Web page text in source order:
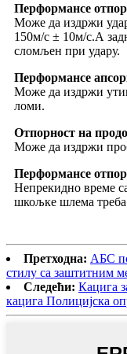
Перформансе
Може да издржи
150м/с ± 10м/с.А
сломљен при удару.
Перформансе
Може да издржи
ломи.
Отпорност на
Може да издржи
Перформансе
Непрекидно време
шкољке шлема треба
Претходна: АБС
стилу са заштитним
Следећи: Кацига
кацига Полицијска